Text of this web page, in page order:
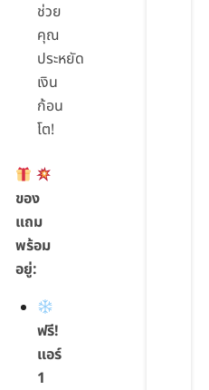
ช่วย
คุณ
ประหยัด
เงิน
ก้อน
โต!
ของ
แถม
พร้อม
อยู่:
ฟรี!
แอร์
1